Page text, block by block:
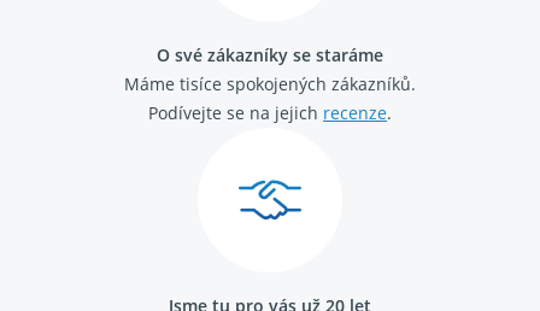
Citroen Berlingo 2008 - 2018 1.6 HDi
Citroen Xsara Picasso 1999 - 2012 1.6 HDi
Citroen Xsara Picasso 1999 - 2012 2.0 HDi
Opel Vivaro (A) 2001 - 2014 2.5 CDTI
Opel Movano (A) 1998 - 2010 2.5 CDTI
O své zákazníky se staráme
Máme tisíce spokojených zákazníků.
Podívejte se na jejich recenze.
Jsme tu pro vás už 20 let